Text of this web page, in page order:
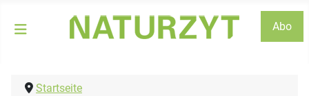
Abo
Startseite